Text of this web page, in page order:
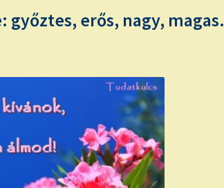
erős, nagy, magas.